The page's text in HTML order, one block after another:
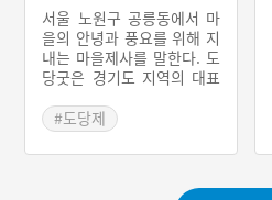
서울 노원구 공릉동에서 마
을의 안녕과 풍요를 위해 지
내는 마을제사를 말한다. 도
당굿은 경기도 지역의 대표
덕골도당굿이라는 명칭에서
과거 이곳은 서울이 아닌 경
기도에 속했다는 것을 알 수
#도당제